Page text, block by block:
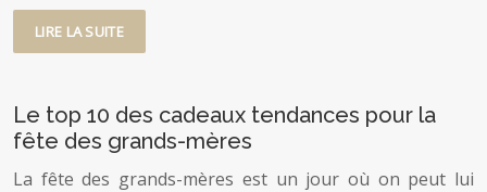
LIRE LA SUITE
Le top 10 des cadeaux tendances pour la
fête des grands-mères
La fête des grands-mères est un jour où on peut lui